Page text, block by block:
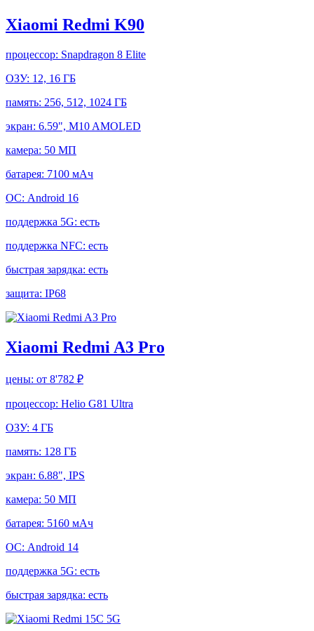
Xiaomi Redmi K90
процессор: Snapdragon 8 Elite
ОЗУ: 12, 16 ГБ
память: 256, 512, 1024 ГБ
экран: 6.59", M10 AMOLED
камера: 50 МП
батарея: 7100 мАч
ОС: Android 16
поддержка 5G: есть
поддержка NFC: есть
быстрая зарядка: есть
защита: IP68
Xiaomi Redmi A3 Pro
цены: от 8'782 ₽
процессор: Helio G81 Ultra
ОЗУ: 4 ГБ
память: 128 ГБ
экран: 6.88", IPS
камера: 50 МП
батарея: 5160 мАч
ОС: Android 14
поддержка 5G: есть
быстрая зарядка: есть